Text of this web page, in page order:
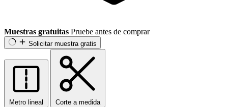
Muestras gratuitas Pruebe antes de comprar
Solicitar muestra gratis
Metro lineal Corte a medida